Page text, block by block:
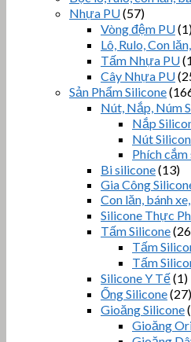
Nhựa PU(57)
Vòng đệm PU
Lô, Rulo, Con
Tấm Nhựa PU
Cây Nhựa PU
Sản Phẩm Silicone
Nút, Nắp, Núm
Nắp
Nút Silicon
Phích
Bi silicone(13)
Gia Công
Con lăn, bánh
Silicone Thực
Tấm Silicone
Tấm
Tấm
Silicone Y Tế(1)
Ống Silicone(27)
Gioăng Silicone
Gioăng